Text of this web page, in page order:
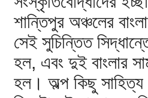
শান্তিপুর অঞ্চলের
সেই সুচিন্তিত
হল, এবং দুই বাংলার
হল। অল্প কিছু